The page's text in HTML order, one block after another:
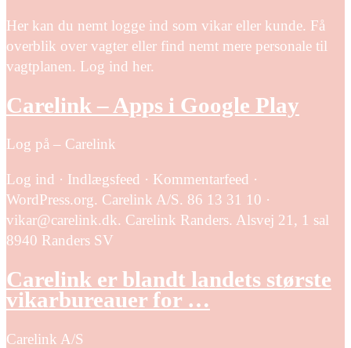
Her kan du nemt logge ind som vikar eller kunde. Få
overblik over vagter eller find nemt mere personale til
vagtplanen. Log ind her.
Carelink – Apps i Google Play
Log på – Carelink
Log ind · Indlægsfeed · Kommentarfeed ·
WordPress.org. Carelink A/S. 86 13 31 10 ·
vikar@carelink.dk. Carelink Randers. Alsvej 21, 1 sal
8940 Randers SV
Carelink er blandt landets største
vikarbureauer for …
Carelink A/S